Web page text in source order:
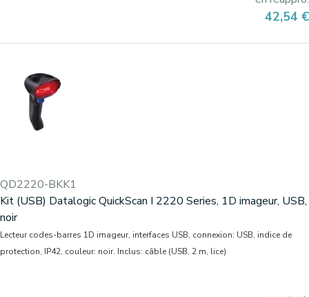
Prix
42,54 €
QD2220-BKK1
Kit (USB) Datalogic QuickScan I 2220 Series, 1D imageur, USB,
noir
Lecteur codes-barres 1D imageur, interfaces USB, connexion: USB, indice de
protection, IP42, couleur: noir. Inclus: câble (USB, 2 m, lice)